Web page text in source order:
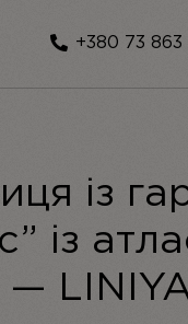
+380 73 863
із
із
—